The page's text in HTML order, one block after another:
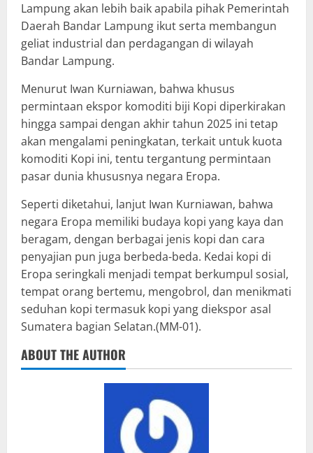
Lampung akan lebih baik apabila pihak Pemerintah
Daerah Bandar Lampung ikut serta membangun
geliat industrial dan perdagangan di wilayah
Bandar Lampung.
Menurut Iwan Kurniawan, bahwa khusus
permintaan ekspor komoditi biji Kopi diperkirakan
hingga sampai dengan akhir tahun 2025 ini tetap
akan mengalami peningkatan, terkait untuk kuota
komoditi Kopi ini, tentu tergantung permintaan
pasar dunia khususnya negara Eropa.
Seperti diketahui, lanjut Iwan Kurniawan, bahwa
negara Eropa memiliki budaya kopi yang kaya dan
beragam, dengan berbagai jenis kopi dan cara
penyajian pun juga berbeda-beda. Kedai kopi di
Eropa seringkali menjadi tempat berkumpul sosial,
tempat orang bertemu, mengobrol, dan menikmati
seduhan kopi termasuk kopi yang diekspor asal
Sumatera bagian Selatan.(MM-01).
ABOUT THE AUTHOR